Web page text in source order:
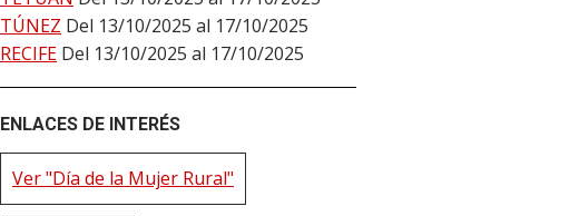
TÚNEZ Del 13/10/2025 al 17/10/2025
RECIFE Del 13/10/2025 al 17/10/2025
ENLACES DE INTERÉS
Ver "Día de la Mujer Rural"